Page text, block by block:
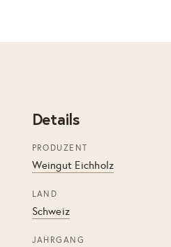
Details
PRODUZENT
Weingut Eichholz
LAND
Schweiz
JAHRGANG